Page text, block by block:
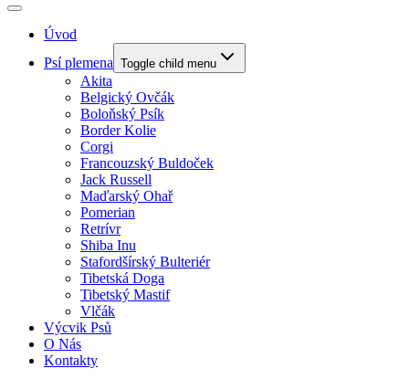
Úvod
Psí plemena Toggle child menu
Akita
Belgický Ovčák
Boloňský Psík
Border Kolie
Corgi
Francouzský Buldoček
Jack Russell
Maďarský Ohař
Pomerian
Retrívr
Shiba Inu
Stafordšírský Bulteriér
Tibetská Doga
Tibetský Mastif
Vlčák
Výcvik Psů
O Nás
Kontakty